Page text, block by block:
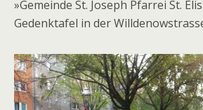
»Gemeinde St. Joseph Pfarrei St.
Gedenktafel in der